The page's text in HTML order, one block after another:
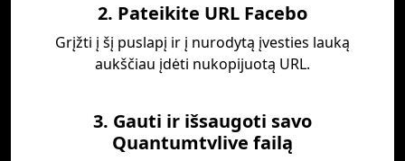
2. Pateikite URL Facebo
Grįžti į šį puslapį ir į nurodytą įvesties lauką
aukščiau įdėti nukopijuotą URL.
3. Gauti ir išsaugoti savo
Quantumtvlive failą